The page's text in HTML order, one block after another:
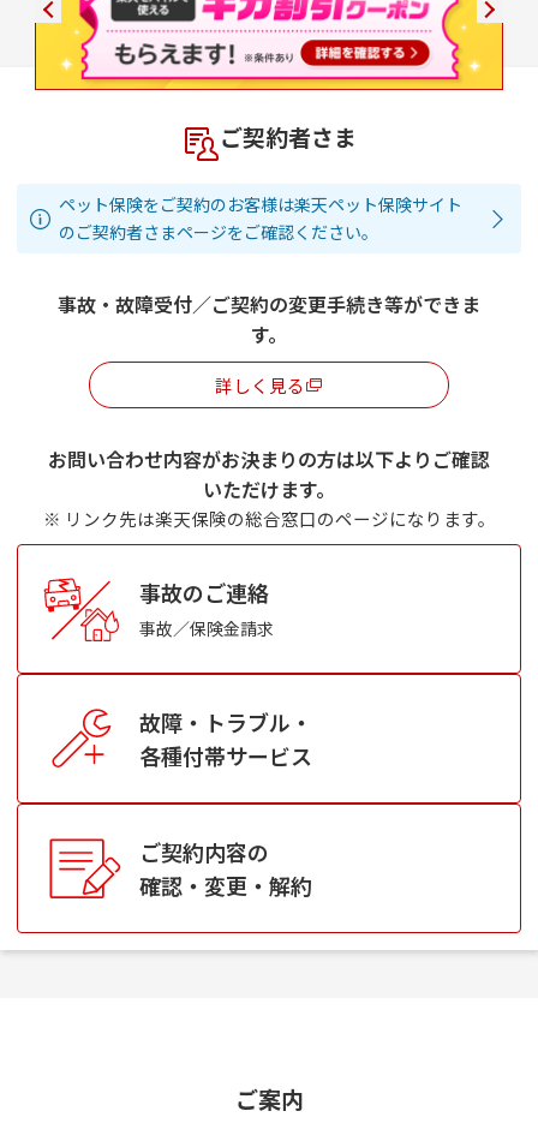
ご契約者さま
ペット保険をご契約のお客様は楽天ペット保険サイト
のご契約者さまページをご確認ください。
事故・故障受付／ご契約の変更手続き等ができま
す。
詳しく見る
お問い合わせ内容がお決まりの方は以下よりご確認
いただけます。
※ リンク先は楽天保険の総合窓口のページになります。
事故のご連絡
事故／保険金請求
故障・トラブル・
各種付帯サービス
ご契約内容の
確認・変更・解約
ご案内